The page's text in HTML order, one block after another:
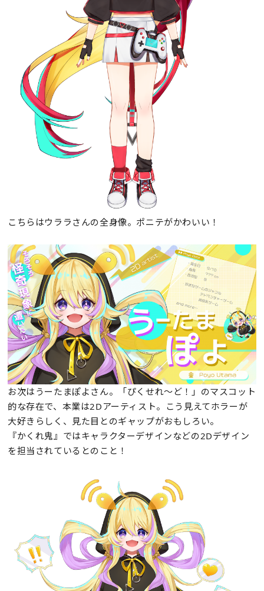
こちらはウララさんの全身像。ポニテがかわいい！
お次はうーたまぽよさん。「ぴくせれ～ど！」のマスコット
的な存在で、本業は2Dアーティスト。こう見えてホラーが
大好きらしく、見た目とのギャップがおもしろい。
『かくれ鬼』ではキャラクターデザインなどの2Dデザイン
を担当されているとのこと！